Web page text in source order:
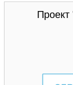
Проект